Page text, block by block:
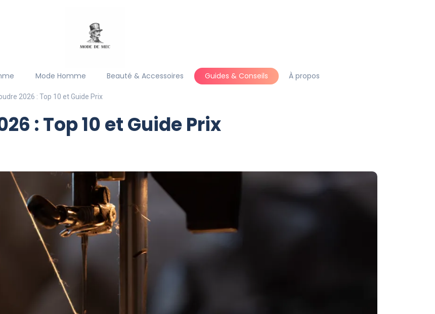
Mode Homme Beauté & Accessoires Guides & Conseils À propos
2026 : Top 10 et Guide Prix
: Top 10 et Guide Prix